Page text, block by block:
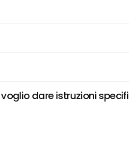
dare istruzioni